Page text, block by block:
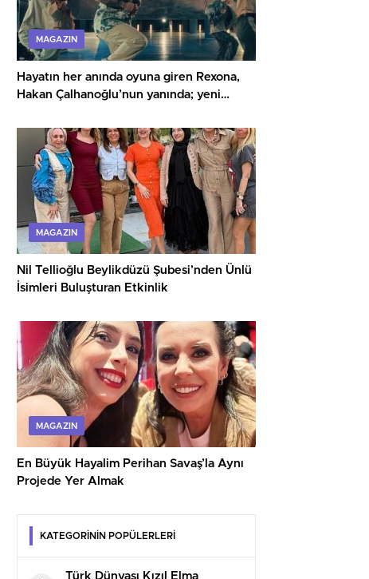
MAGAZIN
Hayatın her anında oyuna giren Rexona,
Hakan Çalhanoğlu’nun yanında; yeni
MAGAZIN
Nil Tellioğlu Beylikdüzü Şubesi’nden Ünlü
İsimleri Buluşturan Etkinlik
MAGAZIN
En Büyük Hayalim Perihan Savaş’la Aynı
Projede Yer Almak
KATEGORİNİN POPÜLERLERİ
Türk Dünyası Kızıl Elma